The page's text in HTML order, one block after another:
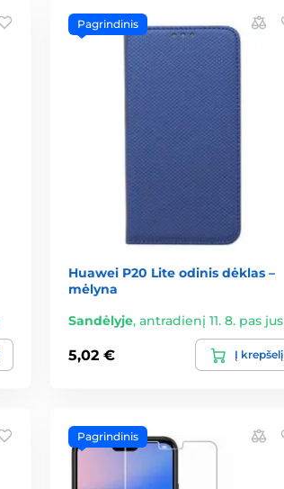
Pagrindinis
Huawei P20 Lite odinis dėklas –
mėlyna
Sandėlyje, antradienį 11. 8. pas jus
5,02 € Į krepšelį
Pagrindinis